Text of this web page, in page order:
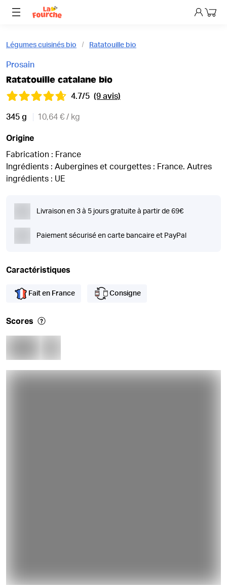
Mon
Légumes cuisinés bio Ratatouille bio
Prosain
Ratatouille catalane bio
4.7/5 (9 avis)
345 g 10,64 € / kg
Origine
Fabrication : France
Ingrédients : Aubergines et courgettes : France. Autres
ingrédients : UE
Livraison en 3 à 5 jours gratuite à partir de 69€
Paiement sécurisé en carte bancaire et PayPal
Caractéristiques
Fait en France Consigne
Scores